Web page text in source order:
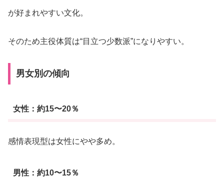
が好まれやすい文化。
そのため主役体質は“目立つ少数派”になりやすい。
男女別の傾向
女性：約15〜20％
感情表現型は女性にやや多め。
男性：約10〜15％